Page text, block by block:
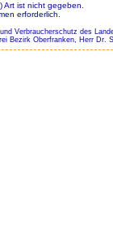
Art ist nicht gegeben.
erforderlich.
Verbraucherschutz des
Bezirk Oberfranken, Herr Dr.